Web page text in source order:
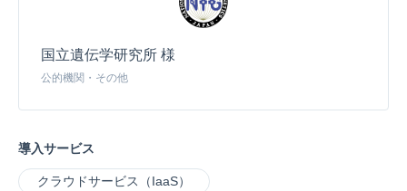
国立遺伝学研究所 様
公的機関・その他
導入サービス
クラウドサービス（IaaS）